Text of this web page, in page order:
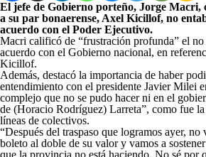
El jefe de Gobierno porteño, Jorge Macri,
a su par bonaerense, Axel Kicillof, no
acuerdo con el Poder Ejecutivo.
Macri calificó de “frustración profunda” el no
acuerdo con el Gobierno nacional, en
Kicillof.
Además, destacó la importancia de haber
entendimiento con el presidente Javier Milei
complejo que no se pudo hacer ni en el
de (Horacio Rodríguez) Larreta”, como fue la
líneas de colectivos.
“Después del traspaso que logramos ayer, no
boleto al doble de su valor y vamos a
que la provincia no está haciendo. No sé por